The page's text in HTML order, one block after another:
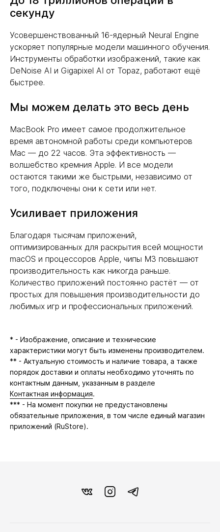
секунду
Усовершенствованный 16-ядерный Neural Engine
ускоряет популярные модели машинного обучения.
Инструменты обработки изображений, такие как
DeNoise AI и Gigapixel AI от Topaz, работают ещё
быстрее.
Мы можем делать это весь день
MacBook Pro имеет самое продолжительное
время автономной работы среди компьютеров
Mac — до 22 часов. Эта эффективность —
волшебство кремния Apple. И все модели
остаются такими же быстрыми, независимо от
того, подключены они к сети или нет.
Усиливает приложения
Благодаря тысячам приложений,
оптимизированных для раскрытия всей мощности
macOS и процессоров Apple, чипы M3 повышают
производительность как никогда раньше.
Количество приложений постоянно растёт — от
простых для повышения производительности до
любимых игр и профессиональных приложений.
* - Изображение, описание и технические
характеристики могут быть изменены производителем.
** - Актуальную стоимость и наличие товара, а также
порядок доставки и оплаты необходимо уточнять по
контактным данным, указанным в разделе
Контактная информация.
*** - На момент покупки не предустановлены
обязательные приложения, в том числе единый магазин
приложений (RuStore).